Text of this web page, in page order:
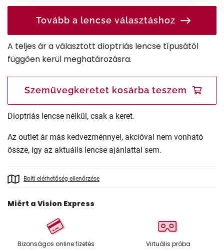
Tovább a lencse választáshoz
A teljes ár a választott dioptriás lencse típusától
függően kerül meghatározásra.
Szemüvegkeretet kosárba teszem
Dioptriás lencse nélkül, csak a keret.
Az outlet ár más kedvezménnyel, akcióval nem vonható
össze, így az aktuális lencse ajánlattal sem.
Bolti elérhetőség ellenőrzése
Miért a Vision Express
Bizonságos online fizetés Virtuális próba